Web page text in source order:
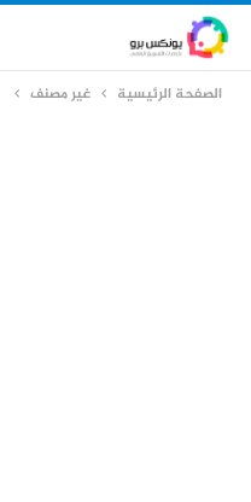
الصفحة الرئيسية غير مصنف